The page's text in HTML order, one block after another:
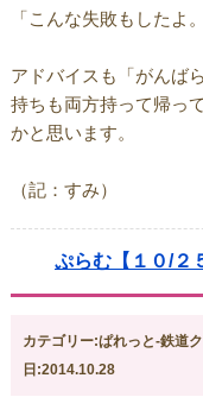
「こんな失敗もしたよ
アドバイスも「がんば
持ちも両方持って帰っ
かと思います。
（記：すみ）
ぷらむ【１０/２
カテゴリー:ぱれっと-鉄道
日:2014.10.28